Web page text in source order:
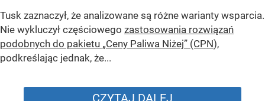
Tusk zaznaczył, że analizowane są różne warianty wsparcia.
Nie wykluczył częściowego zastosowania rozwiązań
podobnych do pakietu „Ceny Paliwa Niżej” (CPN),
podkreślając jednak, że...
CZYTAJ DALEJ